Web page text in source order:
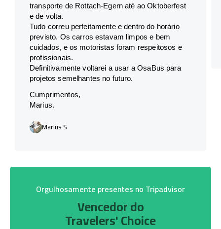
transporte de Rottach-Egern até ao Oktoberfest
e de volta.
Tudo correu perfeitamente e dentro do horário
previsto. Os carros estavam limpos e bem
cuidados, e os motoristas foram respeitosos e
profissionais.
Definitivamente voltarei a usar a OsaBus para
projetos semelhantes no futuro.
Cumprimentos,
Marius.
Marius S
Orgulhosamente presentes no Tripadvisor
Vencedor do
Travelers' Choice